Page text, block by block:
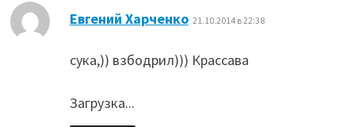
Евгений Харченко: 21.10.2014 в 22:38
сука,)) взбодрил))) Крассава
Загрузка...